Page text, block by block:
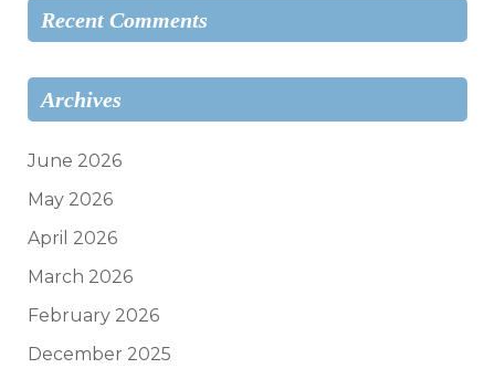
Recent Comments
Archives
June 2026
May 2026
April 2026
March 2026
February 2026
December 2025